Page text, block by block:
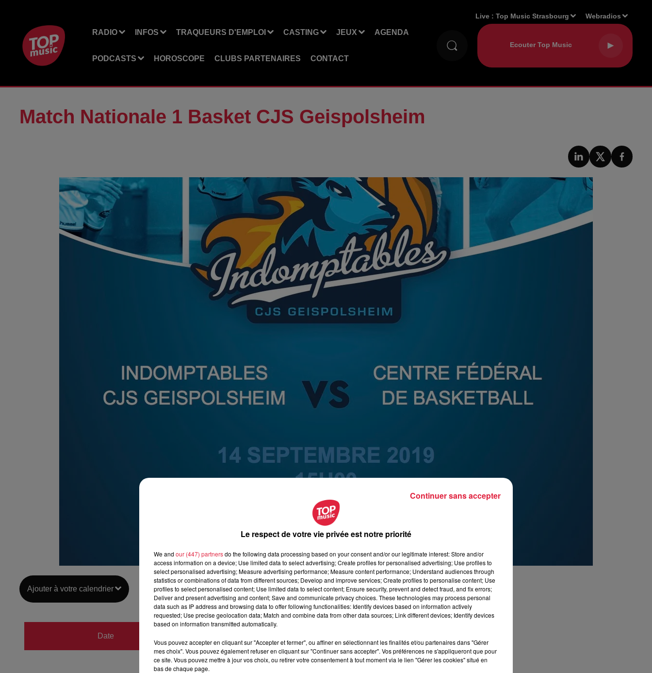
RADIO INFOS TRAQUEURS D'EMPLOI CASTING JEUX AGENDA
PODCASTS HOROSCOPE CLUBS PARTENAIRES CONTACT
Live :Top Music Strasbourg Webradios
Match Nationale 1 Basket CJS Geispolsheim
Ajouter à votre calendrier
Date
du10 septembre 2019 à 0h00
au10 septembre 2019 à 0h00
Le respect de votre vie privée est notre priorité
We and our (447) partnersdo the following data processing based on your consent and/or our legitimate interest: Store and/or
access information on a device; Use limited data to select advertising; Create profiles for personalised advertising; Use profiles to
select personalised advertising; Measure advertising performance; Measure content performance; Understand audiences through
statistics or combinations of data from different sources; Develop and improve services; Create profiles to personalise content; Use
profiles to select personalised content; Use limited data to select content; Ensure security, prevent and detect fraud, and fix errors;
Deliver and present advertising and content; Save and communicate privacy choices. These technologies may process personal
data such as IP address and browsing data to offer following functionalities: Identify devices based on information actively
requested; Use precise geolocation data; Match and combine data from other data sources; Link different devices; Identify devices
based on information transmitted automatically.
Vous pouvez accepter en cliquant sur "Accepter et fermer", ou affiner en sélectionnant les finalités et/ou partenaires dans "Gérer
mes choix". Vous pouvez également refuser en cliquant sur "Continuer sans accepter". Vos préférences ne s'appliqueront que pour
ce site. Vous pouvez mettre à jour vos choix, ou retirer votre consentement à tout moment via le lien "Gérer les cookies" situé en
bas de chaque page.
Continuer sans accepter